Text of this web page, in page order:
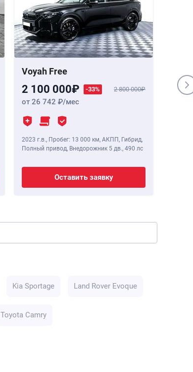
Voyah Free
2 100 000 -33% 2 800 000
от 26 742 /мес
2023 г.в., Пробег: 13 000 км, АКПП, Гибрид,
Полный привод, Внедорожник 5 дв., 490 лс
Оставить заявку
1
Kia Sportage Land Rover Evoque
Toyota Camry